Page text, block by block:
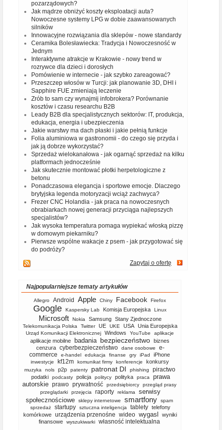
pozarządowych?
Jak mądrze obniżyć koszty eksploatacji auta?
Nowoczesne systemy LPG w dobie zaawansowanych
silników
Innowacyjne rozwiązania dla sklepów - nowe standardy
Ceramika Bolesławiecka: Tradycja i Nowoczesność w
Jednym
Interaktywne atrakcje w Krakowie - nowy trend w
rozrywce dla dzieci i dorosłych
Pomówienie w internecie - jak szybko zareagować?
Przeszczep włosów w Turcji: jak planowanie 3D, DHI i
Sapphire FUE zmieniają leczenie
Zrób to sam czy wynajmij infobrokera? Porównanie
kosztów i czasu researchu B2B
Leady B2B dla specjalistycznych sektorów: IT, produkcja,
edukacja, energia i ubezpieczenia
Jakie warstwy ma dach płaski i jakie pełnią funkcje
Folia aluminiowa w gastronomii - do czego się przyda i
jak ją dobrze wykorzystać?
Sprzedaż wielokanałowa - jak ogarnąć sprzedaż na kilku
platformach jednocześnie
Jak skutecznie montować płotki herpetologiczne z
betonu
Ponadczasowa elegancja i sportowe emocje. Dlaczego
brytyjska legenda motoryzacji wciąż zachwyca?
Frezer CNC Holandia - jak praca na nowoczesnych
obrabiarkach nowej generacji przyciąga najlepszych
specjalistów?
Jak wysoka temperatura pomaga wypiekać włoską pizzę
w domowym piekarniku?
Pierwsze wspólne wakacje z psem - jak przygotować się
do podróży?
Zapytaj o ofertę
Najpopularniejsze tematy artykułów
Allegro Android Apple Chiny Facebook Firefox
Google Kaspersky Lab Komisja Europejska Linux
Microsoft Nokia Samsung Stany Zjednoczone
Telekomunikacja Polska Twitter UE UKE USA Unia Europejska
Urząd Komunikacji Elektronicznej Windows YouTube aplikacje
aplikacje mobilne badania bezpieczeństwo biznes
cenzura cyberbezpieczeństwo dane osobowe
e-
commerce
e-handel edukacja finanse gry iPad iPhone
inwestycje kf12m komunikat firmy konferencje konkursy
muzyka nols p2p patenty patronat DI phishing piractwo
podatki podcasty policja politycy polityka praca
prawa
autorskie prawo prywatność przedsiębiorcy
przegląd prasy
przeglądarki
przejęcia raporty reklama
serwisy
społecznościowe
sklepy internetowe smartfony
spam
sprzedaż
startupy sztuczna inteligencja tablety telefony
komórkowe
urządzenia przenośne wideo wygasl
wyniki
finansowe
wyszukiwarki własność intelektualna